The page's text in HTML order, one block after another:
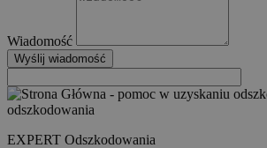
Wiadomość
Wyślij wiadomość
EXPERT Odszkodowania